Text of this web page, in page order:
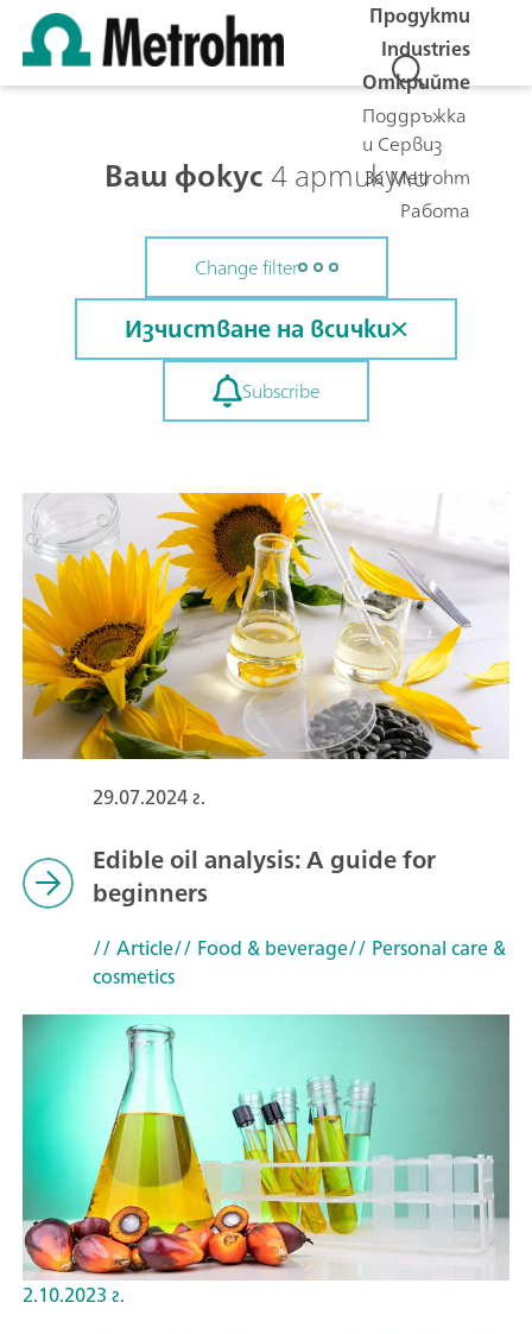
Продукти
Industries
Открийте
Поддръжка
и Сервиз
За Metrohm
Работа
Ваш фокус4 артикули
Change filter
Изчистване на всички
Subscribe
29.07.2024 г.
Edible oil analysis: A guide for
beginners
// Article// Food & beverage// Personal care &
cosmetics
2.10.2023 г.